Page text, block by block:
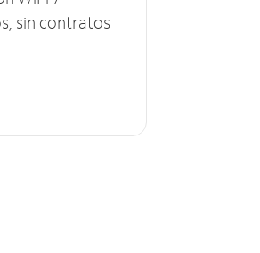
sin contratos